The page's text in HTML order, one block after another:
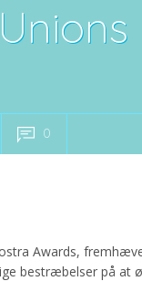
0
Awards,
bestræbelser på at